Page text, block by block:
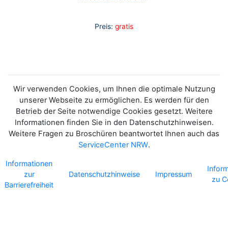
Preis: gratis
Wir verwenden Cookies, um Ihnen die optimale Nutzung
unserer Webseite zu ermöglichen. Es werden für den
Betrieb der Seite notwendige Cookies gesetzt. Weitere
Informationen finden Sie in den Datenschutzhinweisen.
Weitere Fragen zu Broschüren beantwortet Ihnen auch das
ServiceCenter NRW.
Informationen
zur
Barrierefreiheit
Datenschutzhinweise Impressum
zu